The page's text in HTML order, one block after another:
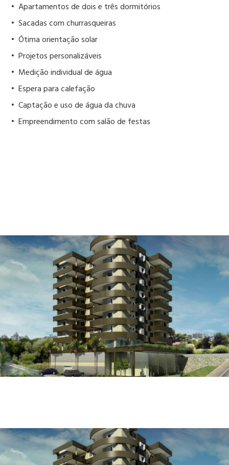
• Apartamentos de dois e três dormitórios
• Sacadas com churrasqueiras
• Ótima orientação solar
• Projetos personalizáveis
• Medição individual de água
• Espera para calefação
• Captação e uso de água da chuva
• Empreendimento com salão de festas